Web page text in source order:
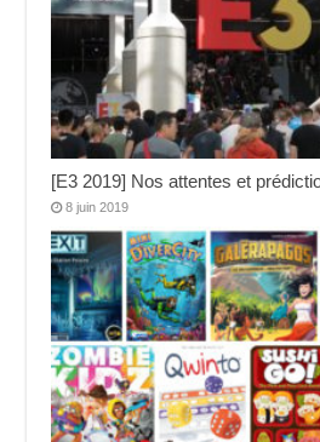
[E3 2019] Nos attentes et
8 juin 2019